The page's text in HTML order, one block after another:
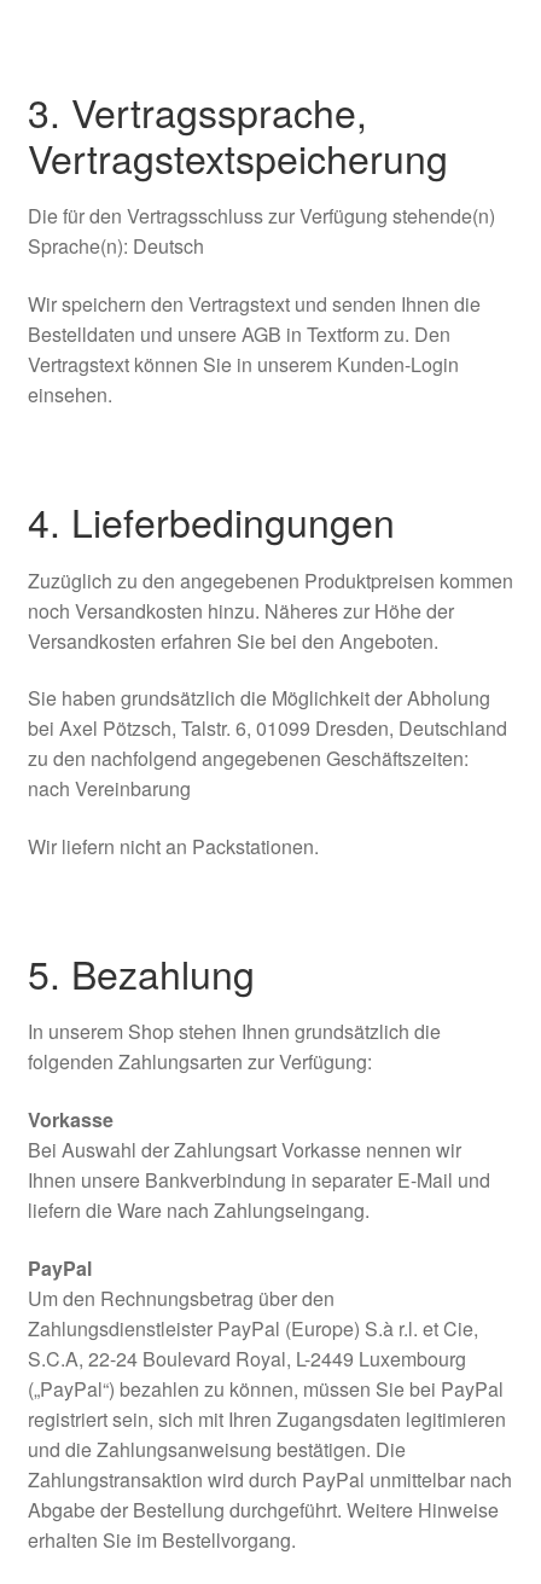
3. Vertragssprache,
Vertragstextspeicherung
Die für den Vertragsschluss zur Verfügung stehende(n)
Sprache(n): Deutsch
Wir speichern den Vertragstext und senden Ihnen die
Bestelldaten und unsere AGB in Textform zu. Den
Vertragstext können Sie in unserem Kunden-Login
einsehen.
4. Lieferbedingungen
Zuzüglich zu den angegebenen Produktpreisen kommen
noch Versandkosten hinzu. Näheres zur Höhe der
Versandkosten erfahren Sie bei den Angeboten.
Sie haben grundsätzlich die Möglichkeit der Abholung
bei Axel Pötzsch, Talstr. 6, 01099 Dresden, Deutschland
zu den nachfolgend angegebenen Geschäftszeiten:
nach Vereinbarung
Wir liefern nicht an Packstationen.
5. Bezahlung
In unserem Shop stehen Ihnen grundsätzlich die
folgenden Zahlungsarten zur Verfügung:
Vorkasse
Bei Auswahl der Zahlungsart Vorkasse nennen wir
Ihnen unsere Bankverbindung in separater E-Mail und
liefern die Ware nach Zahlungseingang.
PayPal
Um den Rechnungsbetrag über den
Zahlungsdienstleister PayPal (Europe) S.à r.l. et Cie,
S.C.A, 22-24 Boulevard Royal, L-2449 Luxembourg
(„PayPal“) bezahlen zu können, müssen Sie bei PayPal
registriert sein, sich mit Ihren Zugangsdaten legitimieren
und die Zahlungsanweisung bestätigen. Die
Zahlungstransaktion wird durch PayPal unmittelbar nach
Abgabe der Bestellung durchgeführt. Weitere Hinweise
erhalten Sie im Bestellvorgang.